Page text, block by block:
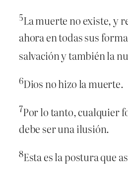
5La muerte no existe, y
ahora en todas sus
salvación y también la
6Dios no hizo la muerte.
7Por lo tanto, cualquier
debe ser una ilusión.
8Esta es la postura que